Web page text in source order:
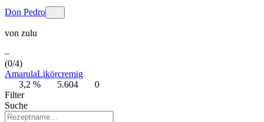
Don Pedro
von zulu
–
(0/4)
AmarulaLikörcremig
3,2 %
5.604
0
Filter
Suche